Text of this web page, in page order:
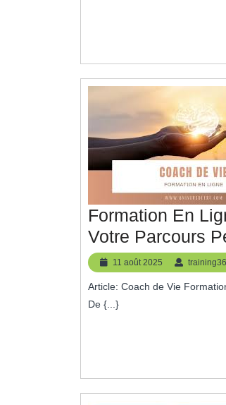
Votre
Formation En
Votre Parcours
11 août 2025
11
août
2025
Article: Coach de Vie Formation en Ligne Coach de Vie Formation en Ligne : Transformez Votre Vie avec Facilité
De {...}